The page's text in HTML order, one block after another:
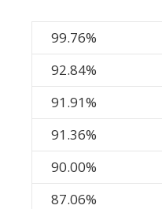
99.76%
92.84%
91.91%
91.36%
90.00%
87.06%